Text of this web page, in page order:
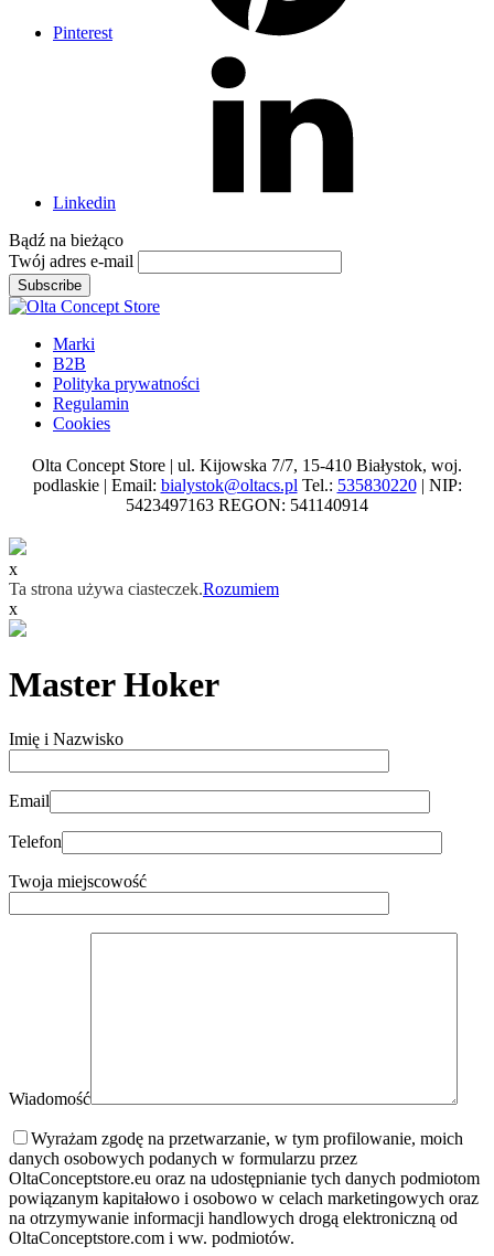
Pinterest
Linkedin
Bądź na bieżąco
Twój adres e-mail
Subscribe
Marki
B2B
Polityka prywatności
Regulamin
Cookies
Olta Concept Store | ul. Kijowska 7/7, 15-410 Białystok, woj.
podlaskie | Email: bialystok@oltacs.pl Tel.: 535830220| NIP:
5423497163 REGON: 541140914
x
Ta strona używa ciasteczek.Rozumiem
x
Master Hoker
Imię i Nazwisko
Email
Telefon
Twoja miejscowość
Wiadomość
Wyrażam zgodę na przetwarzanie, w tym profilowanie, moich
danych osobowych podanych w formularzu przez
OltaConceptstore.eu oraz na udostępnianie tych danych podmiotom
powiązanym kapitałowo i osobowo w celach marketingowych oraz
na otrzymywanie informacji handlowych drogą elektroniczną od
OltaConceptstore.com i ww. podmiotów.